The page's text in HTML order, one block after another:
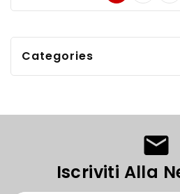
Categories
Iscriviti Alla